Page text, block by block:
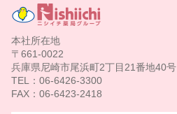
本社所在地
〒661-0022
兵庫県尼崎市尾浜町2丁目21番地40号
TEL：06-6426-3300
FAX：06-6423-2418